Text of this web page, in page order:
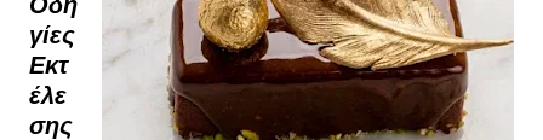
γίες
Εκτ
έλε
σης